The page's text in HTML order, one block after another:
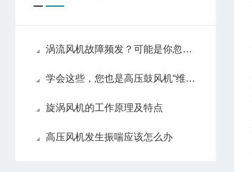
涡流风机故障频发？可能是你忽略了这些保养细节
学会这些，您也是高压鼓风机“维修员”
旋涡风机的工作原理及特点
高压风机发生振喘应该怎么办